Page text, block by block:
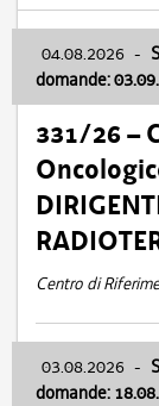
04.08.2026 -
domande:
331/26 –
Centro di
03.08.2026 -
domande: